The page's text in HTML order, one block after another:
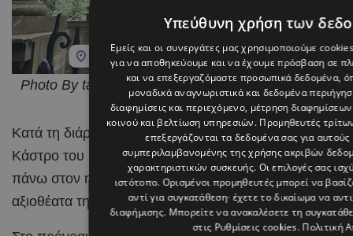
Photo By tasostrifonos On Instagram
Κατά τη διάρκεια της παραμονής του, ο Τάσος
Κάστρο του Εδιμβούργου, το σημαντικότερο ίσως
πάνω στον ηφαιστειακό βράχο της πόλης και
αξιοθέατα της χώρας.
Υπεύθυνη χρήση των
Εμείς και οι συνεργάτες μας χρησιμοποιούμε
για να αποθηκεύουμε και να έχουμε πρόσβαση σε
και να επεξεργαζόμαστε προσωπικά δεδομένα,
μοναδικά αναγνωριστικά και δεδομένα
διαφημίσεις και περιεχόμενο, μέτρηση
κοινού και βελτίωση υπηρεσιών. Προμηθευτές
επεξεργάζονται τα δεδομένα σας για
συμπεριλαμβανομένης της χρήσης ακριβών
χαρακτηριστικών συσκευής. Οι επιλογές σας
ιστότοπο. Ορισμένοι προμηθευτές μπορεί να
αντί για συγκατάθεση· έχετε το δικαίωμα να
διαφήμισης. Μπορείτε να ανακαλέσετε τη
στις Ρυθμίσεις cookies. Πολιτική